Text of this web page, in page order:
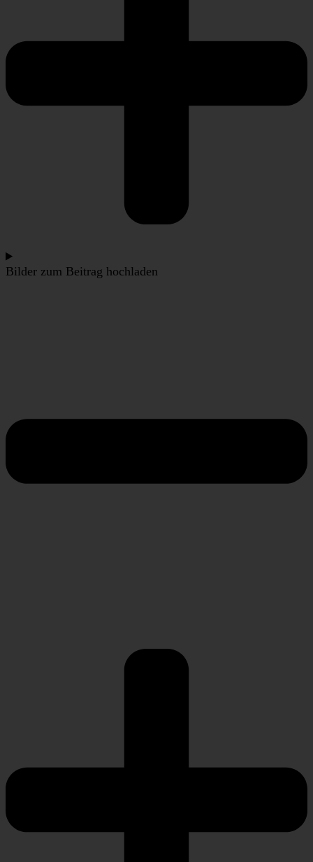
Bilder zum Beitrag hochladen